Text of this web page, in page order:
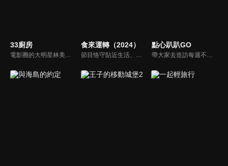
33廚房
電影圈的大明星林美秀首度跨足綜藝接主持棒，帶領駱進漢師傅以及黃景龍師傅大展廚藝與觀眾們一起美味上菜！
食來運轉（2024）
節目恪守貼近生活、生動有趣的創作目標，探求美食新境界。八閩創富系列，展現勤勞樸實的八閩人播撒希望、耕耘收穫，共同構建起脫貧攻堅，創建小康生活的風貌。
點心趴趴GO
帶大家去造訪每週不同主題的點心名店，節目中不只介紹人氣點心，結合周邊的吃喝玩樂，要帶給觀眾除了原本用點心做點心DIY手作樂趣之外，更要結合各商圈讓大家體驗食玩的樂趣